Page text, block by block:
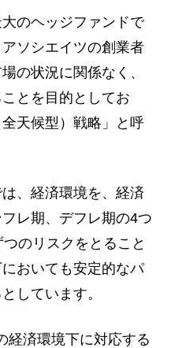
のヘッジファンドで
ソシエイツの創業者
の状況に関係なく、
とを目的としてお
天候型）戦略」と呼
、経済環境を、経済
レ期、デフレ期の4つ
のリスクをとること
おいても安定的なパ
しています。
済環境下に対応する